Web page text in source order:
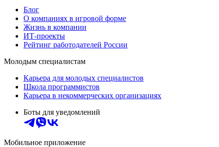
Блог
О компаниях в игровой форме
Жизнь в компании
ИТ-проекты
Рейтинг работодателей России
Молодым специалистам
Карьера для молодых специалистов
Школа программистов
Карьера в некоммерческих организациях
Боты для уведомлений
Мобильное приложение